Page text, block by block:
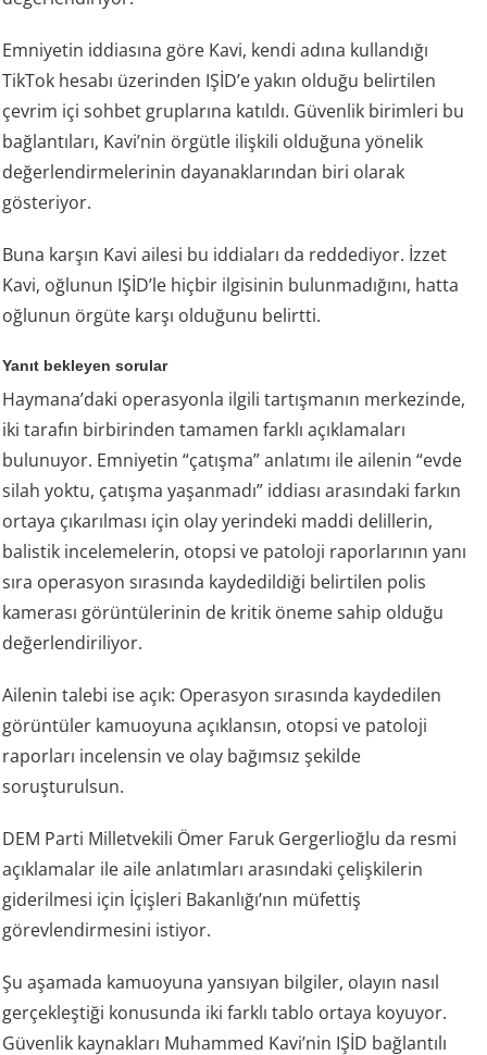
Emniyetin iddiasına göre Kavi, kendi adına kullandığı
TikTok hesabı üzerinden IŞİD’e yakın olduğu belirtilen
çevrim içi sohbet gruplarına katıldı. Güvenlik birimleri bu
bağlantıları, Kavi’nin örgütle ilişkili olduğuna yönelik
değerlendirmelerinin dayanaklarından biri olarak
gösteriyor.
Buna karşın Kavi ailesi bu iddiaları da reddediyor. İzzet
Kavi, oğlunun IŞİD’le hiçbir ilgisinin bulunmadığını, hatta
oğlunun örgüte karşı olduğunu belirtti.
Yanıt bekleyen sorular
Haymana’daki operasyonla ilgili tartışmanın merkezinde,
iki tarafın birbirinden tamamen farklı açıklamaları
bulunuyor. Emniyetin “çatışma” anlatımı ile ailenin “evde
silah yoktu, çatışma yaşanmadı” iddiası arasındaki farkın
ortaya çıkarılması için olay yerindeki maddi delillerin,
balistik incelemelerin, otopsi ve patoloji raporlarının yanı
sıra operasyon sırasında kaydedildiği belirtilen polis
kamerası görüntülerinin de kritik öneme sahip olduğu
değerlendiriliyor.
Ailenin talebi ise açık: Operasyon sırasında kaydedilen
görüntüler kamuoyuna açıklansın, otopsi ve patoloji
raporları incelensin ve olay bağımsız şekilde
soruşturulsun.
DEM Parti Milletvekili Ömer Faruk Gergerlioğlu da resmi
açıklamalar ile aile anlatımları arasındaki çelişkilerin
giderilmesi için İçişleri Bakanlığı’nın müfettiş
görevlendirmesini istiyor.
Şu aşamada kamuoyuna yansıyan bilgiler, olayın nasıl
gerçekleştiği konusunda iki farklı tablo ortaya koyuyor.
Güvenlik kaynakları Muhammed Kavi’nin IŞİD bağlantılı